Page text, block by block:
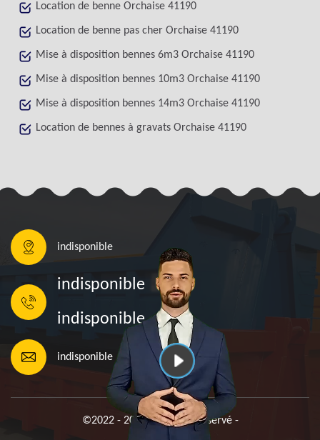
Location de benne Orchaise 41190
Location de benne pas cher Orchaise 41190
Mise à disposition bennes 6m3 Orchaise 41190
Mise à disposition bennes 10m3 Orchaise 41190
Mise à disposition bennes 14m3 Orchaise 41190
Location de bennes à gravats Orchaise 41190
indisponible
indisponible
indisponible
indisponible
©2022 - 2026 Tout droit réservé -